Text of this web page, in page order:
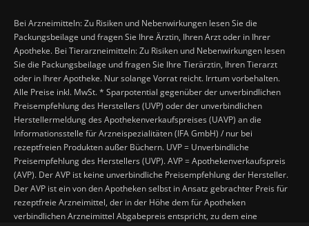
Bei Arzneimitteln: Zu Risiken und Nebenwirkungen lesen Sie die
Packungsbeilage und fragen Sie Ihre Ärztin, Ihren Arzt oder in Ihrer
Apotheke. Bei Tierarzneimitteln: Zu Risiken und Nebenwirkungen lesen
Sie die Packungsbeilage und fragen Sie Ihre Tierärztin, Ihren Tierarzt
oder in Ihrer Apotheke. Nur solange Vorrat reicht. Irrtum vorbehalten.
Alle Preise inkl. MwSt. * Sparpotential gegenüber der unverbindlichen
Preisempfehlung des Herstellers (UVP) oder der unverbindlichen
Herstellermeldung des Apothekenverkaufspreises (UAVP) an die
Informationsstelle für Arzneispezialitäten (IFA GmbH) / nur bei
rezeptfreien Produkten außer Büchern. UVP = Unverbindliche
Preisempfehlung des Herstellers (UVP). AVP = Apothekenverkaufspreis
(AVP). Der AVP ist keine unverbindliche Preisempfehlung der Hersteller.
Der AVP ist ein von den Apotheken selbst in Ansatz gebrachter Preis für
rezeptfreie Arzneimittel, der in der Höhe dem für Apotheken
verbindlichen Arzneimittel Abgabepreis entspricht, zu dem eine